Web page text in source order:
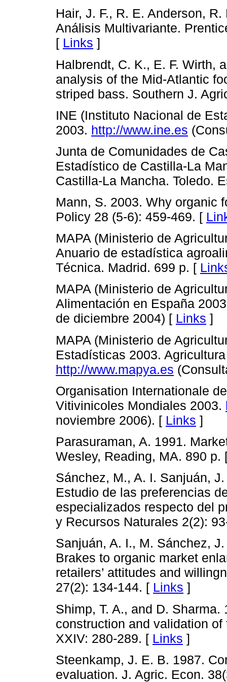
Hair, J. F., R. E. Anderson,
Análisis Multivariante.
[ Links ]
Halbrendt, C. K., E. F. Wirth,
analysis of the Mid-Atlantic
striped bass. Southern J.
INE (Instituto Nacional de
2003. http://www.ine.es
Junta de Comunidades de
Estadístico de Castilla-La
Castilla-La Mancha. Toledo.
Mann, S. 2003. Why organic
Policy 28 (5-6): 459-469. [
MAPA (Ministerio de
Anuario de estadística
Técnica. Madrid. 699 p. [
MAPA (Ministerio de
Alimentación en España
de diciembre 2004) [ Links ]
MAPA (Ministerio de
Estadísticas 2003.
http://www.mapya.es
Organisation Internationale
Vitivinicoles Mondiales 2003.
noviembre 2006). [ Links ]
Parasuraman, A. 1991.
Wesley, Reading, MA. 890 p.
Sánchez, M., A. I. Sanjuán,
Estudio de las preferencias
especializados respecto del
y Recursos Naturales 2(2):
Sanjuán, A. I., M. Sánchez,
Brakes to organic market
retailers’ attitudes and
27(2): 134-144. [ Links ]
Shimp, T. A., and D.
construction and validation
XXIV: 280-289. [ Links ]
Steenkamp, J. E. B. 1987.
evaluation. J. Agric. Econ.